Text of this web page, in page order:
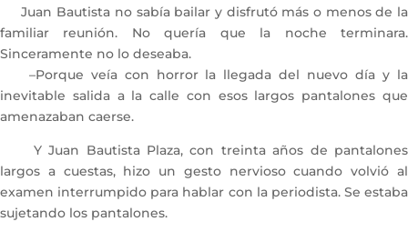
Juan Bautista no sabía bailar y disfrutó más o menos de la
familiar reunión. No quería que la noche terminara.
Sinceramente no lo deseaba.
–Porque veía con horror la llegada del nuevo día y la
inevitable salida a la calle con esos largos pantalones que
amenazaban caerse.
Y Juan Bautista Plaza, con treinta años de pantalones
largos a cuestas, hizo un gesto nervioso cuando volvió al
examen interrumpido para hablar con la periodista. Se estaba
sujetando los pantalones.